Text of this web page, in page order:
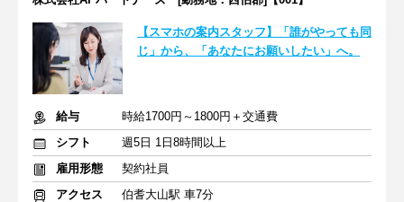
【スマホの案内スタッフ】「誰がやっても同
じ」から、「あなたにお願いしたい」へ。
給与
時給1700円～1800円＋交通費
シフト
週5日 1日8時間以上
雇用形態
契約社員
アクセス
伯耆大山駅 車7分